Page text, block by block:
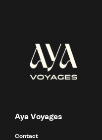
Aya Voyages
Contact